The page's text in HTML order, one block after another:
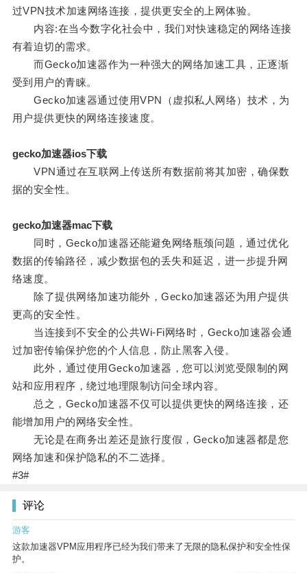
过VPN技术加速网络连接，提供更安全的上网体验。
内容:在当今数字化社会中，我们对快速稳定的网络连接
有着迫切的需求。
而Gecko加速器作为一种强大的网络加速工具，正逐渐
受到用户的青睐。
Gecko加速器通过使用VPN（虚拟私人网络）技术，为
用户提供更快的网络连接速度。
gecko加速器ios下载
VPN通过在互联网上传送所有数据前将其加密，确保数
据的安全性。
gecko加速器mac下载
同时，Gecko加速器还能避免网络瓶颈问题，通过优化
数据的传输路径，减少数据包的丢失和延迟，进一步提升网
络速度。
除了提供网络加速功能外，Gecko加速器还为用户提供
更高的安全性。
当连接到不安全的公共Wi-Fi网络时，Gecko加速器会通
过加密传输保护您的个人信息，防止黑客入侵。
此外，通过使用Gecko加速器，您可以浏览受限制的网
站和应用程序，绕过地理限制访问全球内容。
总之，Gecko加速器不仅可以提供更快的网络连接，还
能增加用户的网络安全性。
无论是在商务出差还是旅行度假，Gecko加速器都是您
网络加速和保护隐私的不二选择。
#3#
评论
游客
这款加速器VPM应用程序已经为我们带来了无限的隐私保护和安全性保
护。